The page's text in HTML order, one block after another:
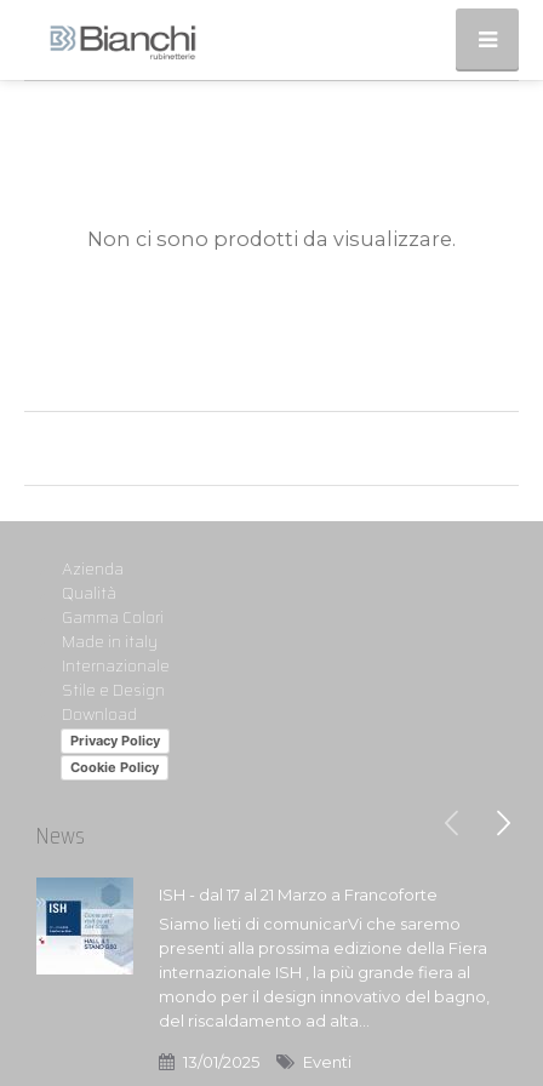
Non ci sono prodotti da visualizzare.
Azienda
Qualità
Gamma Colori
Made in italy
Internazionale
Stile e Design
Download
Privacy Policy
Cookie Policy
News
ISH - dal 17 al 21 Marzo a Francoforte
Siamo lieti di comunicarVi che saremo
presenti alla prossima edizione della Fiera
internazionale ISH , la più grande fiera al
mondo per il design innovativo del bagno,
del riscaldamento ad alta...
13/01/2025 Eventi